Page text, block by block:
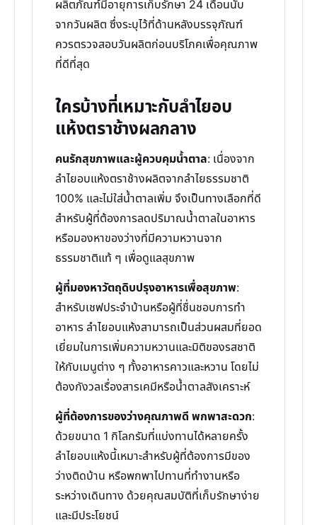
ผลิตภัณฑ์มีอายุการเก็บรักษา 24 เดือนนับ
จากวันผลิต ซึ่งระบุไว้ที่ด้านหลังบรรจุภัณฑ์
ควรตรวจสอบวันผลิตก่อนบริโภคเพื่อคุณภาพ
ที่ดีที่สุด
ใครบ้างที่เหมาะกับลำไยอบ
แห้งตราช้างผลกลาง
คนรักสุขภาพและผู้ควบคุมน้ำตาล: เนื่องจาก
ลำไยอบแห้งตราช้างผลิตจากลำไยธรรมชาติ
100% และไม่ใส่น้ำตาลเพิ่ม จึงเป็นทางเลือกที่ดี
สำหรับผู้ที่ต้องการลดปริมาณน้ำตาลในอาหาร
หรือมองหาของว่างที่มีความหวานจาก
ธรรมชาติแท้ ๆ เพื่อดูแลสุขภาพ
ผู้ที่มองหาวัตถุดิบปรุงอาหารเพื่อสุขภาพ:
สำหรับเชฟประจำบ้านหรือผู้ที่ชื่นชอบการทำ
อาหาร ลำไยอบแห้งสามารถเป็นส่วนผสมที่ยอด
เยี่ยมในการเพิ่มความหวานและมิติของรสชาติ
ให้กับเมนูต่าง ๆ ทั้งอาหารคาวและหวาน โดยไม่
ต้องกังวลเรื่องสารเคมีหรือน้ำตาลสังเคราะห์
ผู้ที่ต้องการของว่างคุณภาพดี พกพาสะดวก:
ด้วยขนาด 1 กิโลกรัมที่แบ่งทานได้หลายครั้ง
ลำไยอบแห้งนี้เหมาะสำหรับผู้ที่ต้องการมีของ
ว่างติดบ้าน หรือพกพาไปทานที่ทำงานหรือ
ระหว่างเดินทาง ด้วยคุณสมบัติที่เก็บรักษาง่าย
และมีประโยชน์